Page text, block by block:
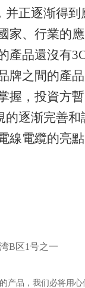
正逐渐得
家、行業的
產品還沒有
牌之間的產
握，投資方
逐渐完善
線電纜的亮
B区1号之一
产品，我们必将用心